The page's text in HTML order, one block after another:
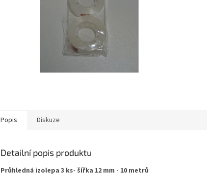
Popis Diskuze
Detailní popis produktu
Průhledná izolepa 3 ks- šířka 12 mm - 10 metrů